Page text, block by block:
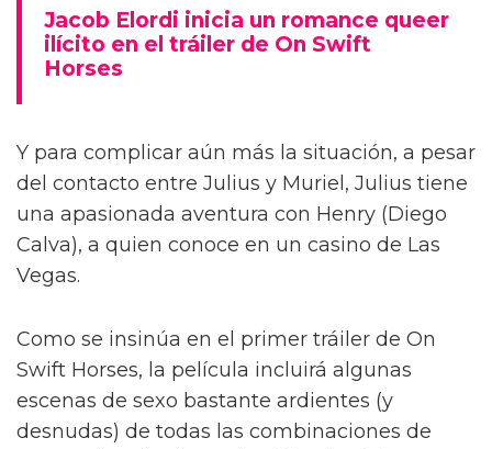
Jacob Elordi inicia un romance queer
ilícito en el tráiler de On Swift
Horses
Y para complicar aún más la situación, a pesar
del contacto entre Julius y Muriel, Julius tiene
una apasionada aventura con Henry (Diego
Calva), a quien conoce en un casino de Las
Vegas.
Como se insinúa en el primer tráiler de On
Swift Horses, la película incluirá algunas
escenas de sexo bastante ardientes (y
desnudas) de todas las combinaciones de